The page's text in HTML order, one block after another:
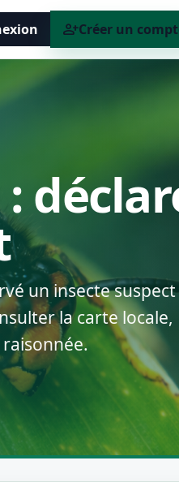
person_addCréer un
un insecte suspect
la carte locale,